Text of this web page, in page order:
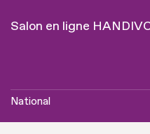
Salon en ligne
National